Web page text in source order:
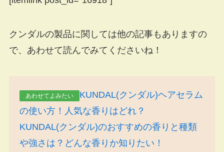
クンダルの製品に関しては他の記事もありますの
で、あわせて読んでみてくださいね！
あわせてよみたい
KUNDAL(クンダル)ヘアセラム
の使い方！人気な香りはどれ？
KUNDAL(クンダル)のおすすめの香りと種類
や強さは？どんな香りか知りたい！